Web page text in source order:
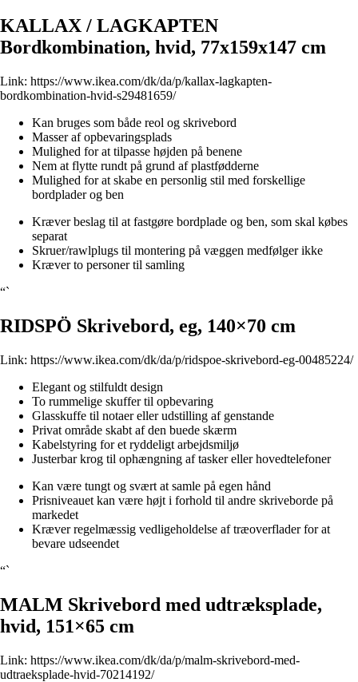
KALLAX / LAGKAPTEN
Bordkombination, hvid, 77x159x147 cm
Link: https://www.ikea.com/dk/da/p/kallax-lagkapten-
bordkombination-hvid-s29481659/
Kan bruges som både reol og skrivebord
Masser af opbevaringsplads
Mulighed for at tilpasse højden på benene
Nem at flytte rundt på grund af plastfødderne
Mulighed for at skabe en personlig stil med forskellige
bordplader og ben
Kræver beslag til at fastgøre bordplade og ben, som skal købes
separat
Skruer/rawlplugs til montering på væggen medfølger ikke
Kræver to personer til samling
“`
RIDSPÖ Skrivebord, eg, 140×70 cm
Link: https://www.ikea.com/dk/da/p/ridspoe-skrivebord-eg-00485224/
Elegant og stilfuldt design
To rummelige skuffer til opbevaring
Glasskuffe til notaer eller udstilling af genstande
Privat område skabt af den buede skærm
Kabelstyring for et ryddeligt arbejdsmiljø
Justerbar krog til ophængning af tasker eller hovedtelefoner
Kan være tungt og svært at samle på egen hånd
Prisniveauet kan være højt i forhold til andre skriveborde på
markedet
Kræver regelmæssig vedligeholdelse af træoverflader for at
bevare udseendet
“`
MALM Skrivebord med udtræksplade,
hvid, 151×65 cm
Link: https://www.ikea.com/dk/da/p/malm-skrivebord-med-
udtraeksplade-hvid-70214192/